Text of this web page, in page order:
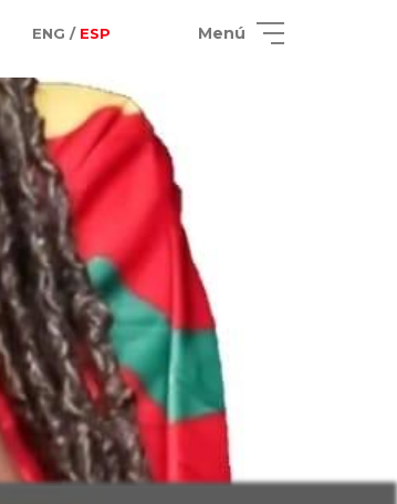
ENG / ESP Menú